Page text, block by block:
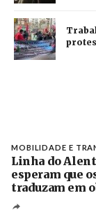
MOBILIDADE E
Linha do
esperam que
traduzam em